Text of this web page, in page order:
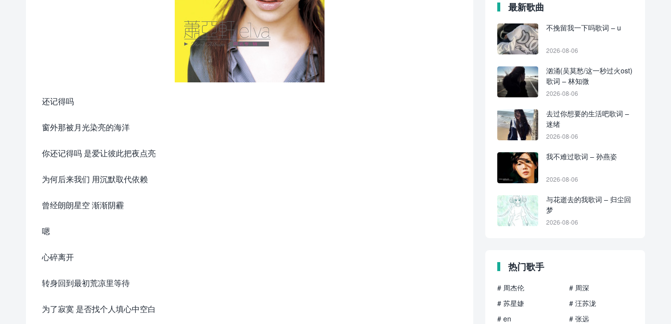
还记得吗
窗外那被月光染亮的海洋
你还记得吗 是爱让彼此把夜点亮
为何后来我们 用沉默取代依赖
曾经朗朗星空 渐渐阴霾
嗯
心碎离开
转身回到最初荒凉里等待
为了寂寞 是否找个人填心中空白
最新歌曲
不挽留我一下吗歌词 – u
2026-08-06
汹涌(吴莫愁/这一秒过火ost)
歌词 – 林知微
2026-08-06
去过你想要的生活吧歌词 –
迷绪
2026-08-06
我不难过歌词 – 孙燕姿
2026-08-06
与花逝去的我歌词 – 归尘回
梦
2026-08-06
热门歌手
# 周杰伦
# 周深
# 苏星婕
# 汪苏泷
# en
# 张远